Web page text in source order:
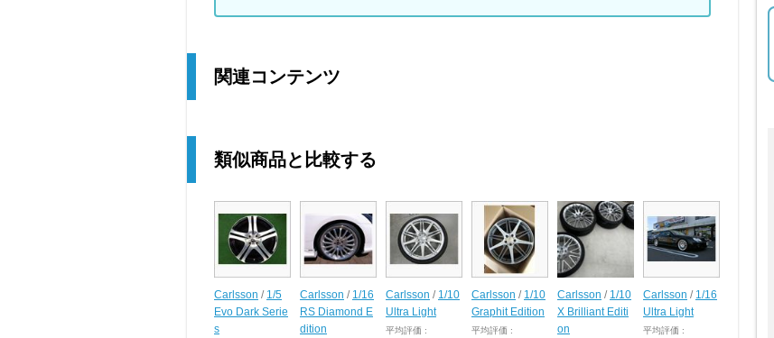
関連コンテンツ
類似商品と比較する
Carlsson / 1/5
Evo Dark Serie
s
Carlsson / 1/16
RS Diamond E
dition
Carlsson / 1/10
Ultra Light
平均評価 :
Carlsson / 1/10
Graphit Edition
平均評価 :
Carlsson / 1/10
X Brilliant Editi
on
Carlsson / 1/16
Ultra Light
平均評価 :